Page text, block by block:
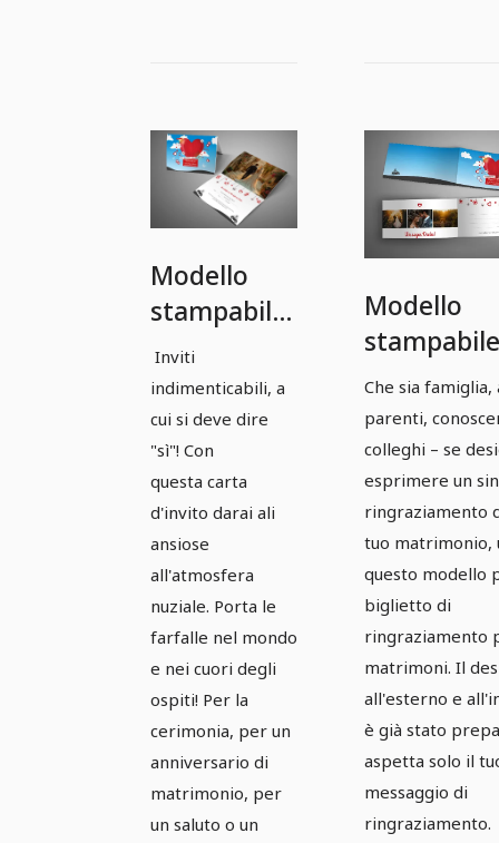
Modello
stampabile
per invito di
matrimonio
- Versione
04
Inviti
indimenticabili, a
cui si deve dire
"sì"! Con
questa carta
d'invito darai ali
ansiose
all'atmosfera
nuziale. Porta le
farfalle nel mondo
e nei cuori degli
ospiti! Per la
cerimonia, per un
anniversario di
matrimonio, per
un saluto o un
Modello
biglietto di
per
Versione 4
Che sia famiglia,
parenti,
colleghi – se
esprimere un
ringraziamento
tuo matrimonio,
questo modello
biglietto di
ringraziamento
matrimoni. Il
all'esterno e
è già stato
aspetta solo il
messaggio di
ringraziamento.